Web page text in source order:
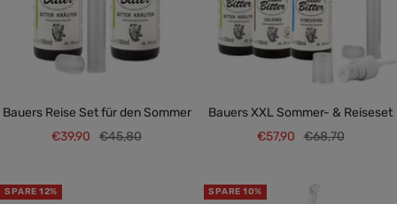
Bauers Reise Set für den Sommer
Angebotspreis
€39,90
Regulärer
€45,80
Bauers XXL Sommer- & Reiseset
Angebotspreis
€57,90 Regulärer
€68,70
SPARE 12% SPARE 10%